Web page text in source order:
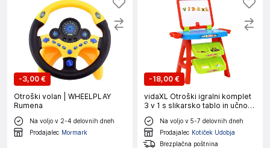
-3,00 €
Otroški volan | WHEELPLAY
Rumena
Na voljo v 2-4 delovnih dneh
Prodajalec Mormark
-18,00 €
vidaXL Otroški igralni komplet
3 v 1 s slikarsko tablo in učno
mizo
Na voljo v 5-7 delovnih dneh
Prodajalec Kotiček Udobja
Brezplačna poštnina